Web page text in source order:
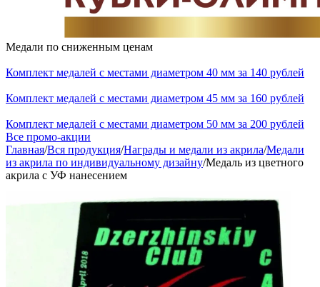
Медали по сниженным ценам
Комплект медалей с местами диаметром 40 мм за 140 рублей
Комплект медалей с местами диаметром 45 мм за 160 рублей
Комплект медалей с местами диаметром 50 мм за 200 рублей
Все промо-акции
Главная/Вся продукция/Награды и медали из акрила/Медали
из акрила по индивидуальному дизайну/Медаль из цветного
акрила с УФ нанесением